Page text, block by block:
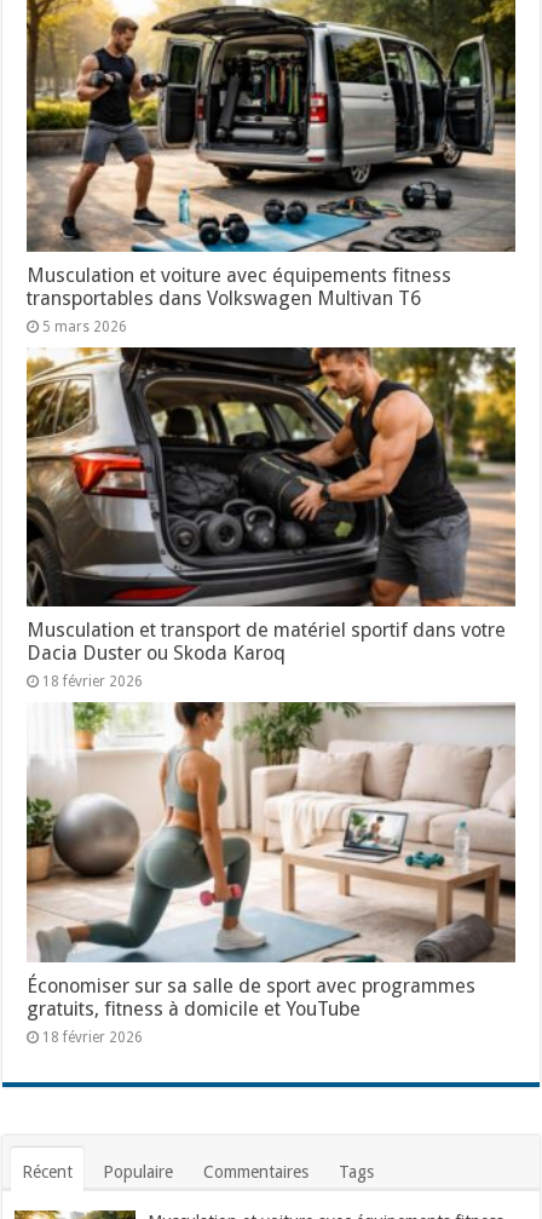
Musculation et voiture avec équipements fitness
transportables dans Volkswagen Multivan T6
5 mars 2026
Musculation et transport de matériel sportif dans votre
Dacia Duster ou Skoda Karoq
18 février 2026
Économiser sur sa salle de sport avec programmes
gratuits, fitness à domicile et YouTube
18 février 2026
Récent Populaire Commentaires Tags